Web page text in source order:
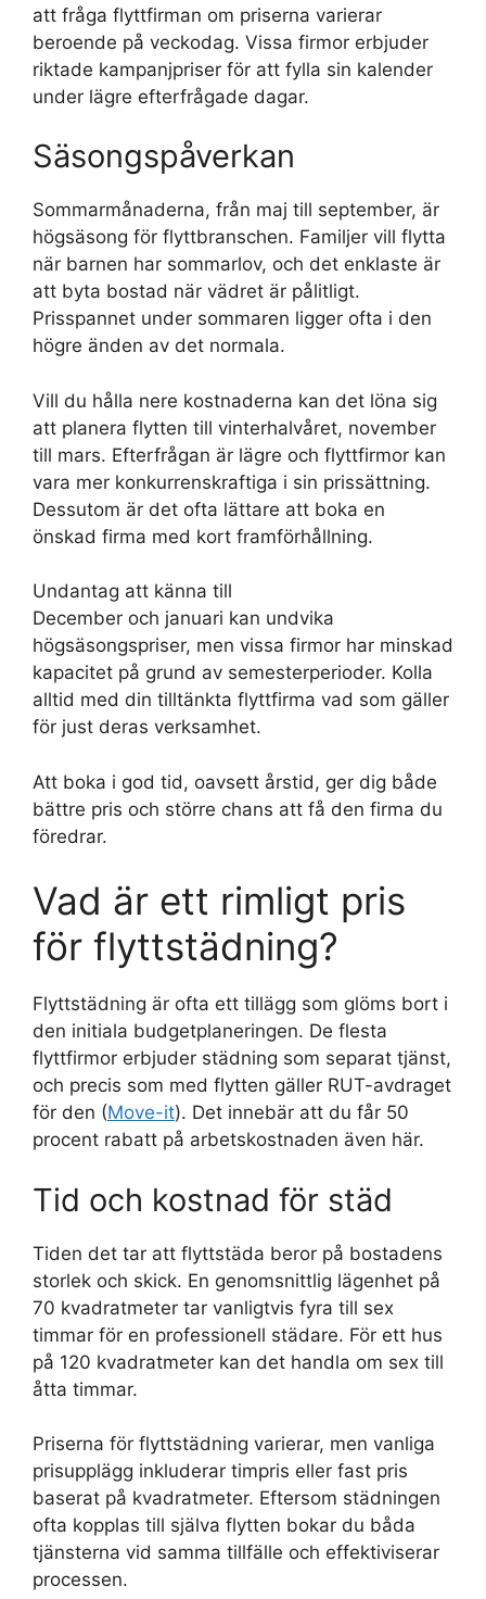
att fråga flyttfirman om priserna varierar
beroende på veckodag. Vissa firmor erbjuder
riktade kampanjpriser för att fylla sin kalender
under lägre efterfrågade dagar.
Säsongspåverkan
Sommarmånaderna, från maj till september, är
högsäsong för flyttbranschen. Familjer vill flytta
när barnen har sommarlov, och det enklaste är
att byta bostad när vädret är pålitligt.
Prisspannet under sommaren ligger ofta i den
högre änden av det normala.
Vill du hålla nere kostnaderna kan det löna sig
att planera flytten till vinterhalvåret, november
till mars. Efterfrågan är lägre och flyttfirmor kan
vara mer konkurrenskraftiga i sin prissättning.
Dessutom är det ofta lättare att boka en
önskad firma med kort framförhållning.
Undantag att känna till
December och januari kan undvika
högsäsongspriser, men vissa firmor har minskad
kapacitet på grund av semesterperioder. Kolla
alltid med din tilltänkta flyttfirma vad som gäller
för just deras verksamhet.
Att boka i god tid, oavsett årstid, ger dig både
bättre pris och större chans att få den firma du
föredrar.
Vad är ett rimligt pris
för flyttstädning?
Flyttstädning är ofta ett tillägg som glöms bort i
den initiala budgetplaneringen. De flesta
flyttfirmor erbjuder städning som separat tjänst,
och precis som med flytten gäller RUT-avdraget
för den (Move-it). Det innebär att du får 50
procent rabatt på arbetskostnaden även här.
Tid och kostnad för städ
Tiden det tar att flyttstäda beror på bostadens
storlek och skick. En genomsnittlig lägenhet på
70 kvadratmeter tar vanligtvis fyra till sex
timmar för en professionell städare. För ett hus
på 120 kvadratmeter kan det handla om sex till
åtta timmar.
Priserna för flyttstädning varierar, men vanliga
prisupplägg inkluderar timpris eller fast pris
baserat på kvadratmeter. Eftersom städningen
ofta kopplas till själva flytten bokar du båda
tjänsterna vid samma tillfälle och effektiviserar
processen.